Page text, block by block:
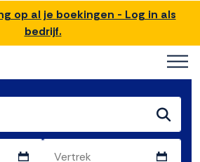
op al je boekingen - Log in als
bedrijf.